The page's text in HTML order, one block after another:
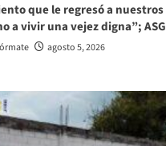
que le regresó a
a vivir una vejez digna”; ASG
agosto 5, 2026